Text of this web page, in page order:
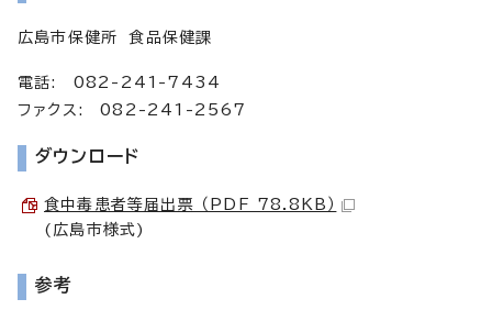
広島市保健所 食品保健課
電話: 082-241-7434
ファクス: 082-241-2567
ダウンロード
食中毒患者等届出票 （PDF 78.8KB）
(広島市様式)
参考